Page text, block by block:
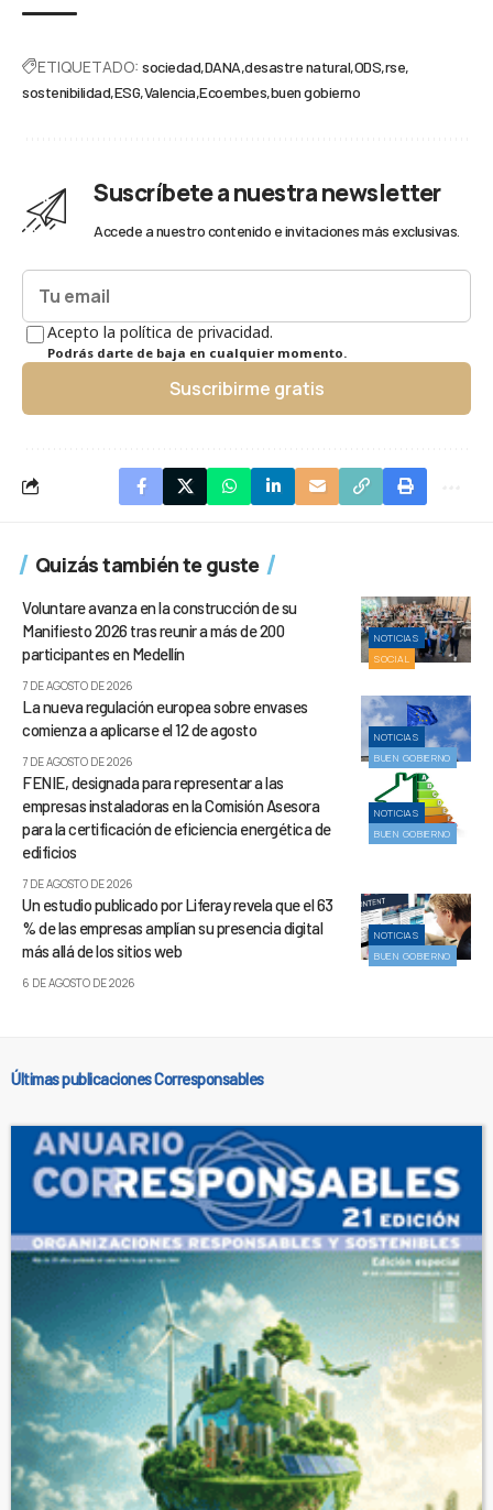
ETIQUETADO: sociedad DANA desastre natural ODS rse
sostenibilidad ESG Valencia Ecoembes buen gobierno
Suscríbete a nuestra newsletter
Accede a nuestro contenido e invitaciones más exclusivas.
Acepto la política de privacidad.
Podrás darte de baja en cualquier momento.
Suscribirme gratis
Quizás también te guste
NOTICIAS
SOCIAL
Voluntare avanza en la construcción de su
Manifiesto 2026 tras reunir a más de 200
participantes en Medellín
7 DE AGOSTO DE 2026
NOTICIAS
BUEN GOBIERNO
La nueva regulación europea sobre envases
comienza a aplicarse el 12 de agosto
7 DE AGOSTO DE 2026
NOTICIAS
BUEN GOBIERNO
FENIE, designada para representar a las
empresas instaladoras en la Comisión Asesora
para la certificación de eficiencia energética de
edificios
7 DE AGOSTO DE 2026
NOTICIAS
BUEN GOBIERNO
Un estudio publicado por Liferay revela que el 63
% de las empresas amplían su presencia digital
más allá de los sitios web
6 DE AGOSTO DE 2026
Últimas publicaciones Corresponsables